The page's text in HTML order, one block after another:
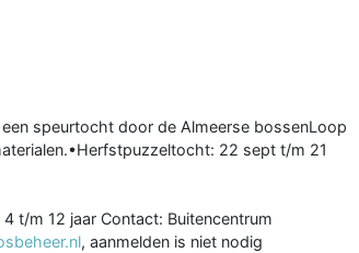
speurtocht door de Almeerse bossenLoop
22 sept t/m 21
t/m 12 jaar Contact: Buitencentrum
, aanmelden is niet nodig